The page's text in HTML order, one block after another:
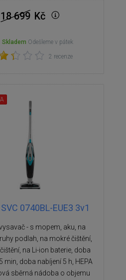
18 699 Kč
Skladem Odešleme v pátek
2 recenze
0740BL-EUE3 3v1
- s mopem, aku, na
podlah, na mokré čištění,
na Li-ion baterie, doba
min, doba nabíjení 5 h, HEPA
sběrná nádoba o objemu